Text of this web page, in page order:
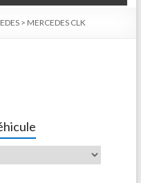
> MERCEDES CLK